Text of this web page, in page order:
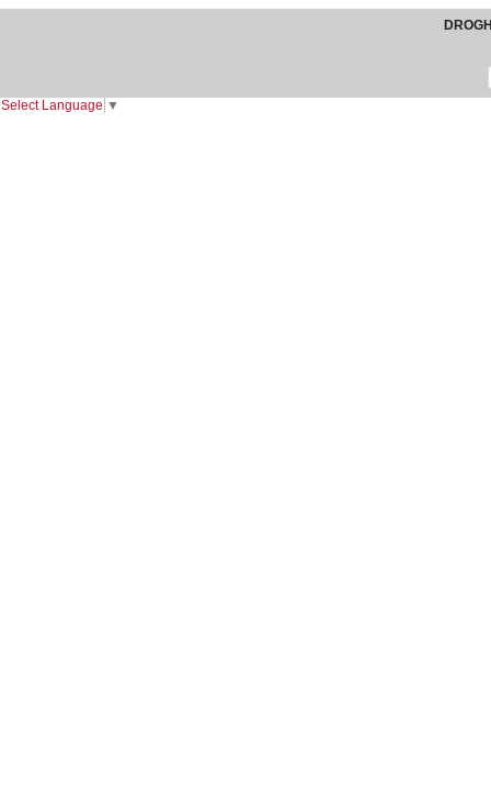
Select Language ▼